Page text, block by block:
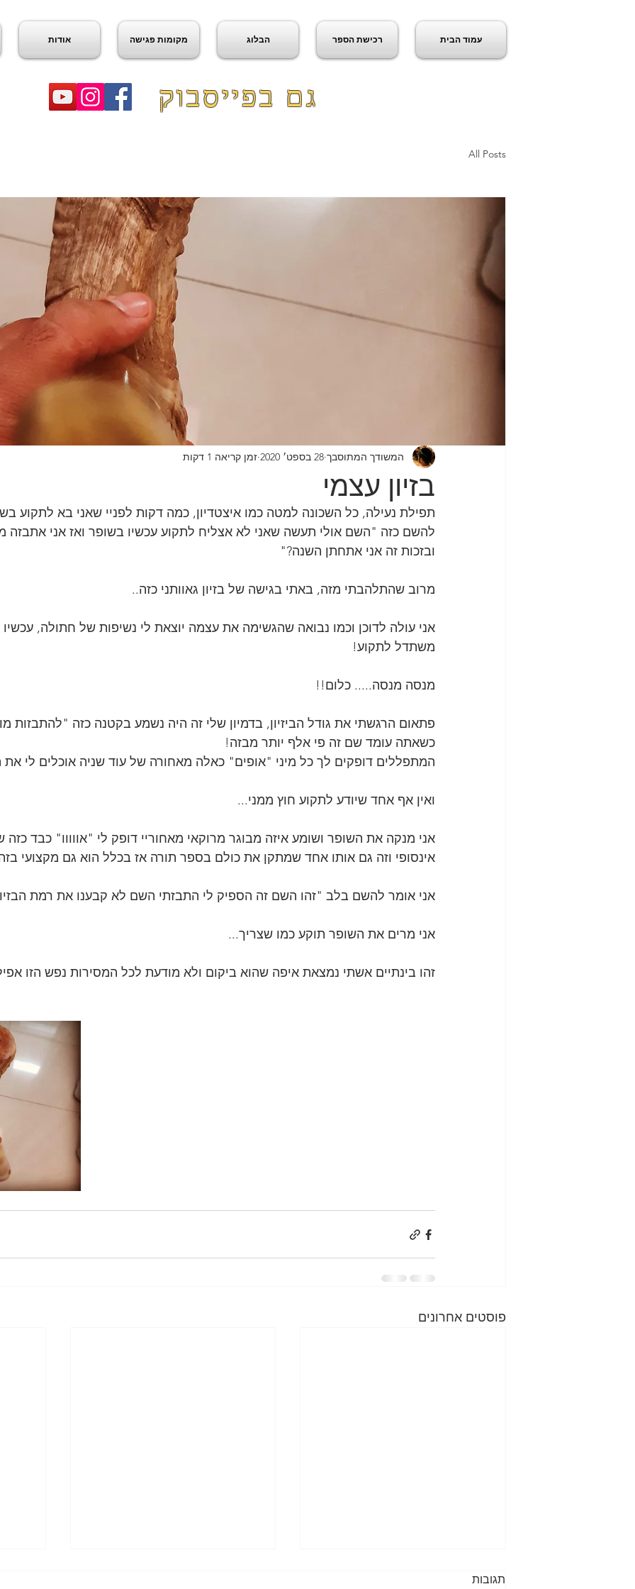
עמוד הבית רכישת הספר הבלוג מקומות פגישה אודות
גם בפייסבוק
All Posts
בזיון עצמי
המשודך המתוסבך 28 בספט׳ 2020 זמן קריאה 1 דקות
תפילת נעילה, כל השכונה למטה כמו איצטדיון, כמה דקות לפניי שאני בא לתקוע
להשם כזה "השם אולי תעשה שאני לא אצליח לתקוע עכשיו בשופר ואז אני אתבזה
ובזכות זה אני אתחתן השנה?"
מרוב שהתלהבתי מזה, באתי בגישה של בזיון גאוותני כזה..
אני עולה לדוכן וכמו נבואה שהגשימה את עצמה יוצאת לי נשיפות של חתולה,
משתדל לתקוע!
מנסה מנסה..... כלום!!
פתאום הרגשתי את גודל הביזיון, בדמיון שלי זה היה נשמע בקטנה כזה "להתבזות
כשאתה עומד שם זה פי אלף יותר מבזה!
המתפללים דופקים לך כל מיני "אופים" כאלה מאחורה של עוד שניה אוכלים לי
ואין אף אחד שיודע לתקוע חוץ ממני...
אני מנקה את השופר ושומע איזה מבוגר מרוקאי מאחוריי דופק לי "אווווו" כבד
אינסופי וזה גם אותו אחד שמתקן את כולם בספר תורה אז בכלל הוא גם מקצועי
אני אומר להשם בלב "זהו השם זה הספיק לי התבזתי השם לא קבענו את רמת
אני מרים את השופר תוקע כמו שצריך...
זהו בינתיים אשתי נמצאת איפה שהוא ביקום ולא מודעת לכל המסירות נפש הזו
פוסטים אחרונים
תגובות